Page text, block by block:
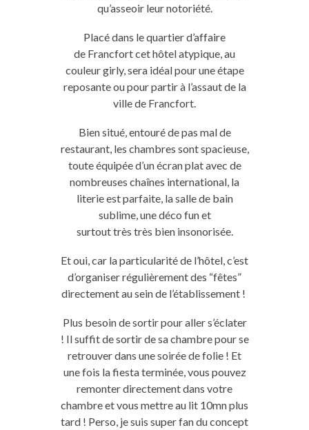
qu’asseoir leur notoriété.
Placé dans le quartier d’affaire
de Francfortcet hôtel atypique, au
couleurgirly, sera idéal pour une étape
reposante ou pour partir à l’assaut de la
ville de Francfort.
Biensitué, entouré depas malde
restaurant, les chambres sont spacieuse,
toute équipée d’un écran plat avec de
nombreuses chaînes international, la
literie est parfaite, la salle de bain
sublime, unedéco funet
surtouttrès très bieninsonorisée.
Et oui, car la particularité de l’hôtel, c’est
d’organiser régulièrement des “fêtes”
directement au sein de l’établissement !
Plus besoin de sortir pour aller s’éclater
! Il suffit de sortir de sa chambre pour se
retrouver dans une soirée de folie ! Et
une fois lafiestaterminée, vous pouvez
remonter directement dans votre
chambre et vous mettre au lit 10mnplus
tard ! Perso, je suis superfandu concept